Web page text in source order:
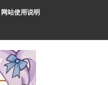
网站使用说明